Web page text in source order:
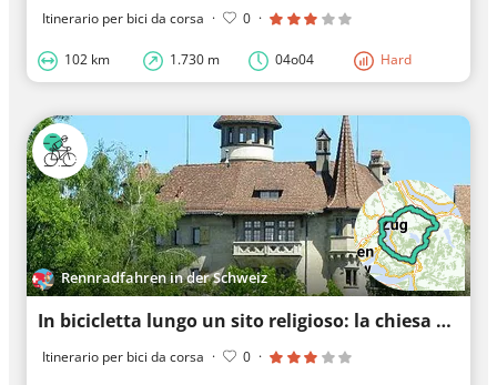
Itinerario per bici da corsa · 0 ·
102 km 1.730 m 04o04 Hard
Rennradfahren in der Schweiz
In bicicletta lungo un sito religioso: la chiesa di Sant'Anna
Itinerario per bici da corsa · 0 ·